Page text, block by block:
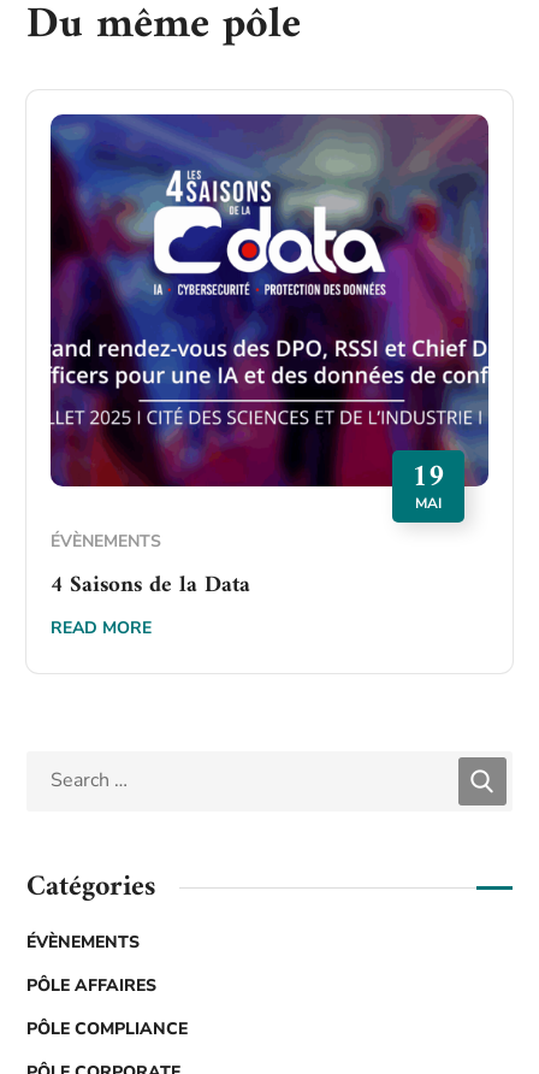
Du même pôle
19
MAI
ÉVÈNEMENTS
4 Saisons de la Data
READ MORE
Catégories
ÉVÈNEMENTS
PÔLE AFFAIRES
PÔLE COMPLIANCE